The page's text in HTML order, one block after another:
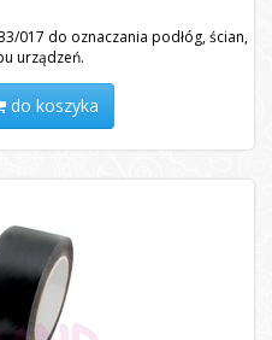
017 do oznaczania podłóg, ścian,
urządzeń.
do koszyka